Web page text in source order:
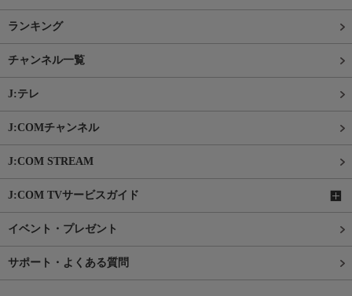
ランキング
チャンネル一覧
J:テレ
J:COMチャンネル
J:COM STREAM
J:COM TVサービスガイド
イベント・プレゼント
サポート・よくある質問